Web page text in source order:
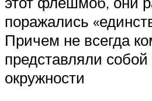
поражались
Причем не всегда
представляли
окружности